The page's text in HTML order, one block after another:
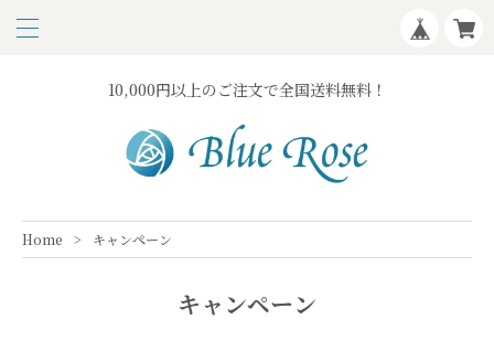
10,000円以上のご注文で全国送料無料！
Home キャンペーン
キャンペーン